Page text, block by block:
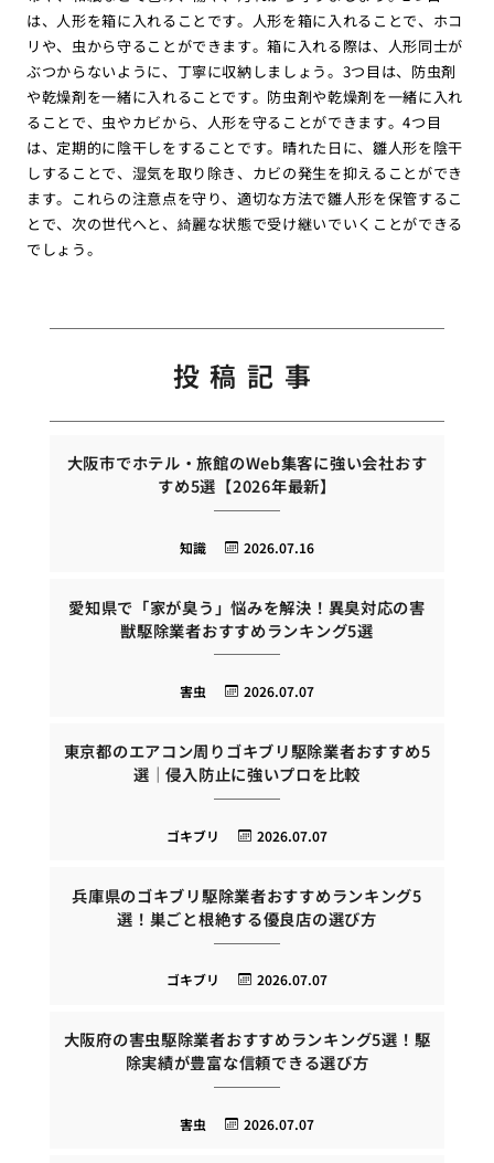
は、人形を箱に入れることです。人形を箱に入れることで、ホコ
リや、虫から守ることができます。箱に入れる際は、人形同士が
ぶつからないように、丁寧に収納しましょう。3つ目は、防虫剤
や乾燥剤を一緒に入れることです。防虫剤や乾燥剤を一緒に入れ
ることで、虫やカビから、人形を守ることができます。4つ目
は、定期的に陰干しをすることです。晴れた日に、雛人形を陰干
しすることで、湿気を取り除き、カビの発生を抑えることができ
ます。これらの注意点を守り、適切な方法で雛人形を保管するこ
とで、次の世代へと、綺麗な状態で受け継いでいくことができる
でしょう。
投稿記事
大阪市でホテル・旅館のWeb集客に強い会社おす
すめ5選【2026年最新】
2026.07.16
知識
愛知県で「家が臭う」悩みを解決！異臭対応の害
獣駆除業者おすすめランキング5選
2026.07.07
害虫
東京都のエアコン周りゴキブリ駆除業者おすすめ5
選｜侵入防止に強いプロを比較
2026.07.07
ゴキブリ
兵庫県のゴキブリ駆除業者おすすめランキング5
選！巣ごと根絶する優良店の選び方
2026.07.07
ゴキブリ
大阪府の害虫駆除業者おすすめランキング5選！駆
除実績が豊富な信頼できる選び方
2026.07.07
害虫